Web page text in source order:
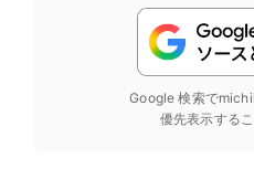
Google 検索で
優先表示する